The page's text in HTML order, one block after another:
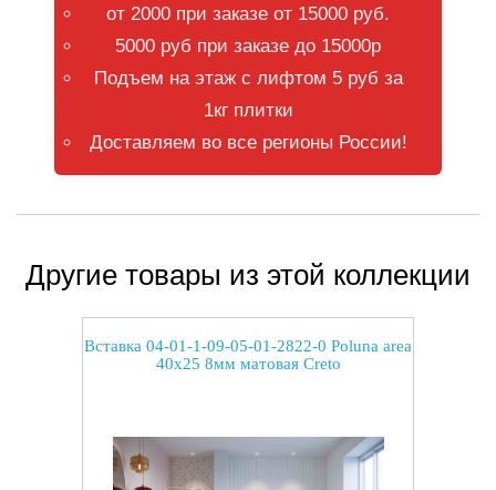
от 2000 при заказе от 15000 руб.
5000 руб при заказе до 15000р
Подъем на этаж с лифтом 5 руб за
1кг плитки
Доставляем во все регионы России!
Другие товары из этой коллекции
Вставка 04-01-1-09-05-01-2822-0 Poluna area
40x25 8мм матовая Creto